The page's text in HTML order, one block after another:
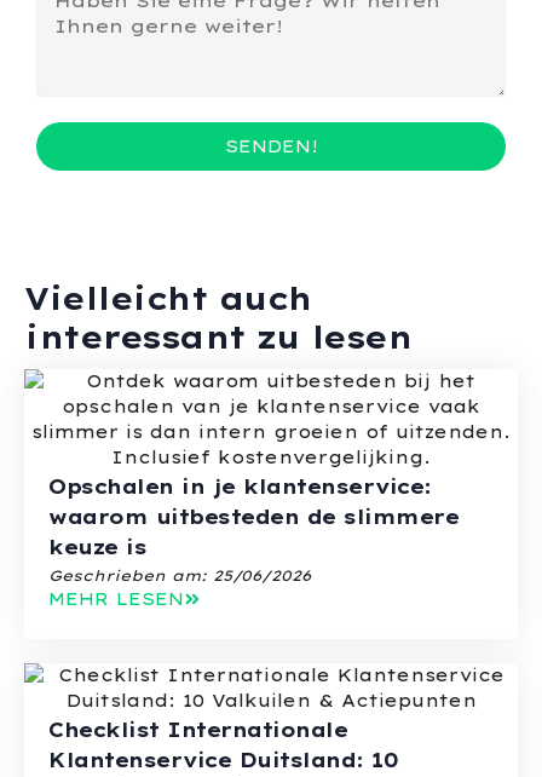
SENDEN!
Vielleicht auch
interessant zu lesen
Opschalen in je klantenservice:
waarom uitbesteden de slimmere
keuze is
Geschrieben am: 25/06/2026
MEHR LESEN
Checklist Internationale
Klantenservice Duitsland: 10